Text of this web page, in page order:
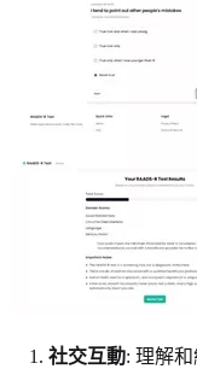
社交互動: 理解